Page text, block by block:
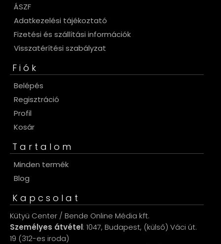
ÁSZF
Adatkezelési tájékoztató
Fizetési és szállítási információk
Visszatérítési szabályzat
Fiók
Belépés
Regisztráció
Profil
Kosár
Tartalom
Minden termék
Blog
Kapcsolat
Kütyü Center / Bende Online Média kft.
Személyes átvétel: 1047, Budapest, (külső) Váci út.
19 (312-es iroda)